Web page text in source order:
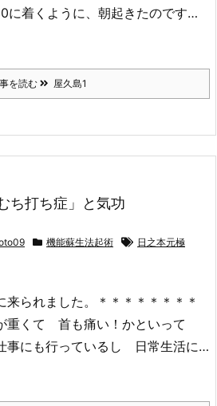
に着くように、朝起きたのです…
を読む 屋久島1
ち打ち症」と気功
機能蘇生法起術 日之本元極
られました。＊＊＊＊＊＊＊＊
重くて 首も痛い！かといって
事にも行っているし 日常生活に…